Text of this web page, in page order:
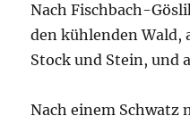
Nach Fischbach-
den kühlenden Wald,
Stock und Stein, und
Nach einem Schwatz